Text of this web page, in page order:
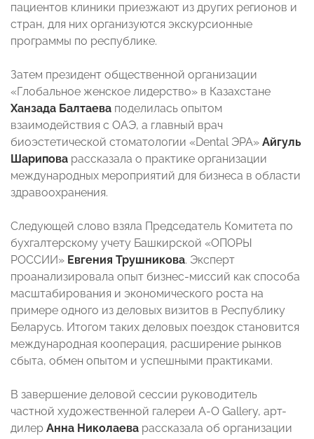
пациентов клиники приезжают из других регионов и
стран, для них организуются экскурсионные
программы по республике.
Затем президент общественной организации
«Глобальное женское лидерство» в Казахстане
Ханзада Балтаева поделилась опытом
взаимодействия с ОАЭ, а главный врач
биоэстетической стоматологии «Dental ЭРА» Айгуль
Шарипова рассказала о практике организации
международных мероприятий для бизнеса в области
здравоохранения.
Следующей слово взяла Председатель Комитета по
бухгалтерскому учету Башкирской «ОПОРЫ
РОССИИ» Евгения Трушникова. Эксперт
проанализировала опыт бизнес-миссий как способа
масштабирования и экономического роста на
примере одного из деловых визитов в Республику
Беларусь. Итогом таких деловых поездок становится
международная кооперация, расширение рынков
сбыта, обмен опытом и успешными практиками.
В завершение деловой сессии руководитель
частной художественной галереи A-О Gallery, арт-
дилер Анна Николаева рассказала об организации